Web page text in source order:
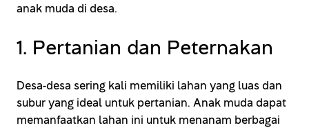
anak muda di desa.
1. Pertanian dan Peternakan
Desa-desa sering kali memiliki lahan yang luas dan
subur yang ideal untuk pertanian. Anak muda dapat
memanfaatkan lahan ini untuk menanam berbagai